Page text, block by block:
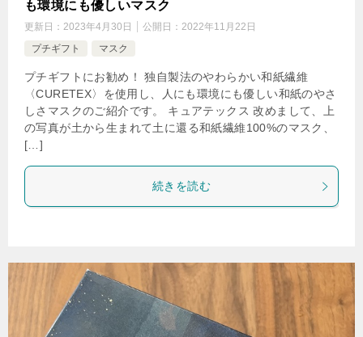
も環境にも優しいマスク
更新日： 2023年4月30日 公開日： 2022年11月22日
プチギフト
マスク
プチギフトにお勧め！ 独自製法のやわらかい和紙繊維
〈CURETEX〉を使用し、人にも環境にも優しい和紙のやさ
しさマスクのご紹介です。 キュアテックス 改めまして、上
の写真が土から生まれて土に還る和紙繊維100%のマスク、
[…]
続きを読む